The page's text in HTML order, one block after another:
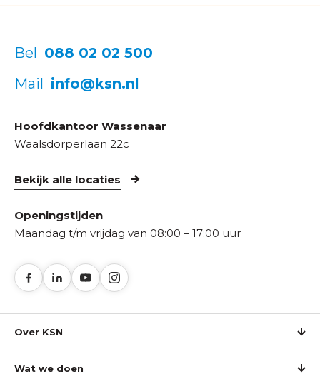
Bel 088 02 02 500
Mail info@ksn.nl
Hoofdkantoor Wassenaar
Waalsdorperlaan 22c
Bekijk alle locaties
Openingstijden
Maandag t/m vrijdag van 08:00 – 17:00 uur
Over KSN
Wat we doen